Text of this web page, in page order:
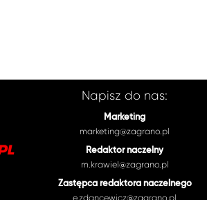
Napisz do nas:
Marketing
marketing@zagrano.pl
Redaktor naczelny
m.krawiel@zagrano.pl
Zastępca redaktora naczelnego
e.zdancewicz@zagrano.pl